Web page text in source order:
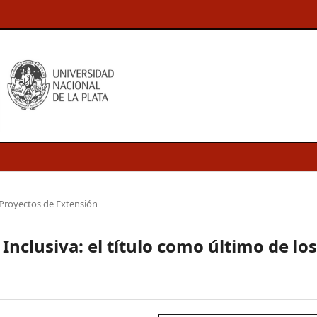
de Extensión
Inclusiva: el título como último de los